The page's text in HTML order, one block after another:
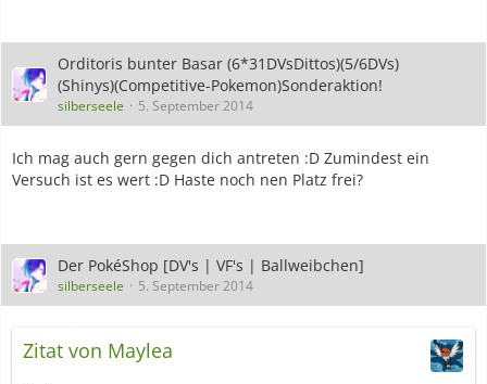
Orditoris bunter Basar (6*31DVsDittos)(5/6DVs)
(Shinys)(Competitive-Pokemon)Sonderaktion!
silberseele 5. September 2014
Ich mag auch gern gegen dich antreten :D Zumindest ein
Versuch ist es wert :D Haste noch nen Platz frei?
Der PokéShop [DV's | VF's | Ballweibchen]
silberseele 5. September 2014
Zitat von Maylea